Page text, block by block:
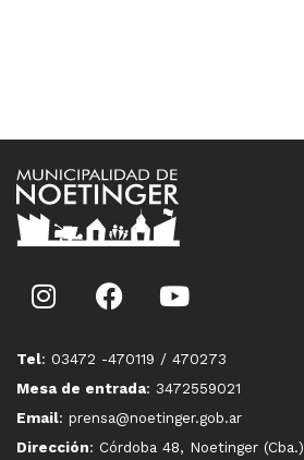
Tel: 03472 -470119 / 470273
Mesa de entrada: 3472559021
Email: prensa@noetinger.gob.ar
Dirección: Córdoba 48, Noetinger (Cba.)